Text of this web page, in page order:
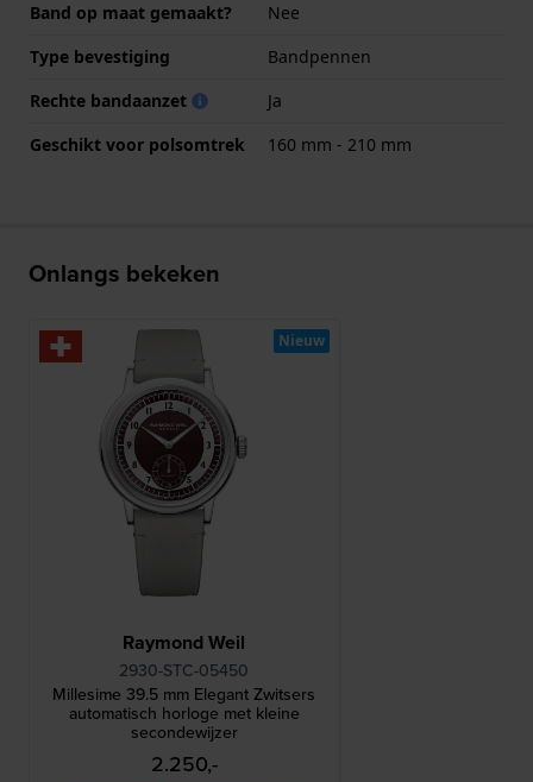
Band op maat gemaakt?
Nee
Type bevestiging
Bandpennen
Rechte bandaanzet
Ja
Geschikt voor polsomtrek
160 mm - 210 mm
Onlangs bekeken
Raymond Weil
2930-STC-05450
Millesime 39.5 mm Elegant Zwitsers
automatisch horloge met kleine
secondewijzer
2.250,-
Nieuw